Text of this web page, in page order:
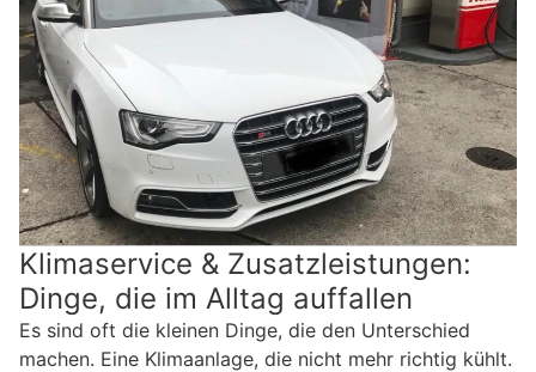
Klimaservice & Zusatzleistungen:
Dinge, die im Alltag auffallen
Es sind oft die kleinen Dinge, die den Unterschied
machen. Eine Klimaanlage, die nicht mehr richtig kühlt.